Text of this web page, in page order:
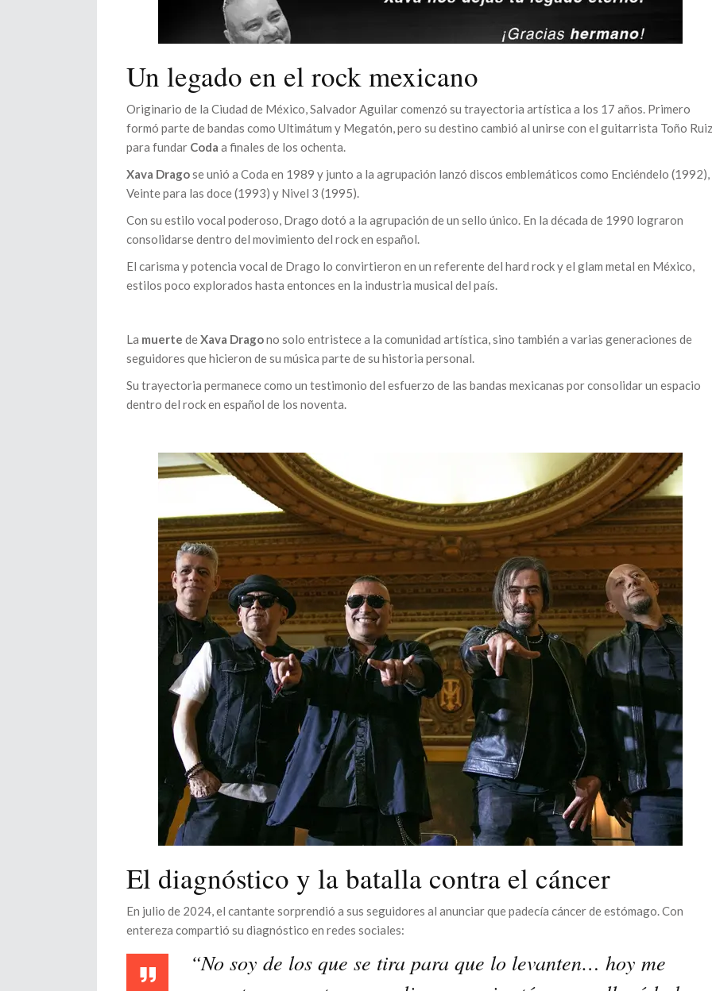
Un legado en el rock mexicano
Originario de la Ciudad de México, Salvador Aguilar comenzó su trayectoria artística a los 17 años. Primero
formó parte de bandas como Ultimátum y Megatón, pero su destino cambió al unirse con el guitarrista Toño Ruiz
para fundar Coda a finales de los ochenta.
Xava Dragose unió a Coda en 1989 y junto a la agrupación lanzó discos emblemáticos como Enciéndelo (1992),
Veinte para las doce (1993) y Nivel 3 (1995).
Con su estilo vocal poderoso, Drago dotó a la agrupación de un sello único. En la década de 1990 lograron
consolidarse dentro del movimiento del rock en español.
El carisma y potencia vocal de Drago lo convirtieron en un referente del hard rock y el glam metal en México,
estilos poco explorados hasta entonces en la industria musical del país.
La muerte deXava Dragono solo entristece a la comunidad artística, sino también a varias generaciones de
seguidores que hicieron de su música parte de su historia personal.
Su trayectoria permanece como un testimonio del esfuerzo de las bandas mexicanas por consolidar un espacio
dentro del rock en español de los noventa.
El diagnóstico y la batalla contra el cáncer
En julio de 2024, el cantante sorprendió a sus seguidores al anunciar que padecía cáncer de estómago. Con
entereza compartió su diagnóstico en redes sociales:
“No soy de los que se tira para que lo levanten… hoy me